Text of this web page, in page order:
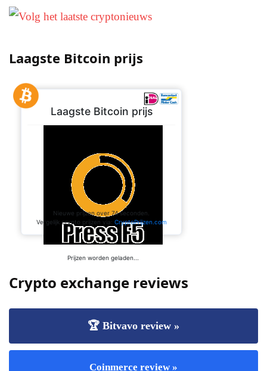
Laagste Bitcoin prijs
Crypto exchange reviews
🏆 Bitvavo review »
Coinmerce review »